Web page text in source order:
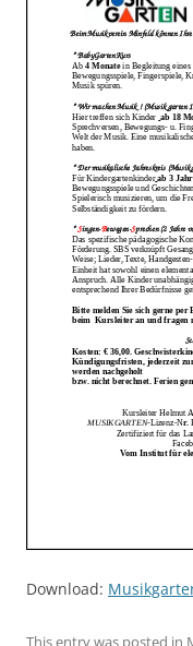
Download:
This entry was posted in